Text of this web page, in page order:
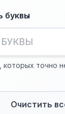
буквы
которых точно
Очистить